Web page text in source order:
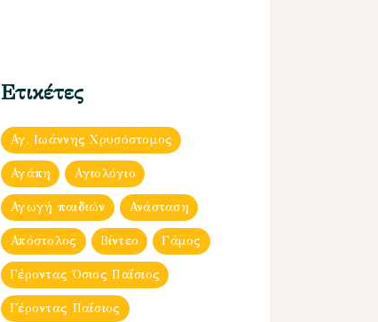
Ετικέτες
Αγ. Ιωάννης Χρυσόστομος
Αγάπη Αγιολόγιο
Αγωγή παιδιών Ανάσταση
Απόστολος Βίντεο Γάμος
Γέροντας Όσιος Παΐσιος
Γέροντας Παΐσιος